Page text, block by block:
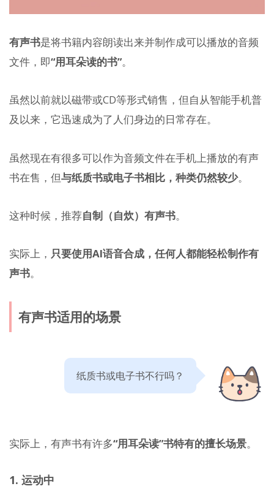
有声书是将书籍内容朗读出来并制作成可以播放的音频
文件，即“用耳朵读的书”。
虽然以前就以磁带或CD等形式销售，但自从智能手机普
及以来，它迅速成为了人们身边的日常存在。
虽然现在有很多可以作为音频文件在手机上播放的有声
书在售，但与纸质书或电子书相比，种类仍然较少。
这种时候，推荐自制（自炊）有声书。
实际上， 只要使用AI语音合成，任何人都能轻松制作有
声书。
有声书适用的场景
纸质书或电子书不行吗？
实际上，有声书有许多“用耳朵读”书特有的擅长场景。
1. 运动中